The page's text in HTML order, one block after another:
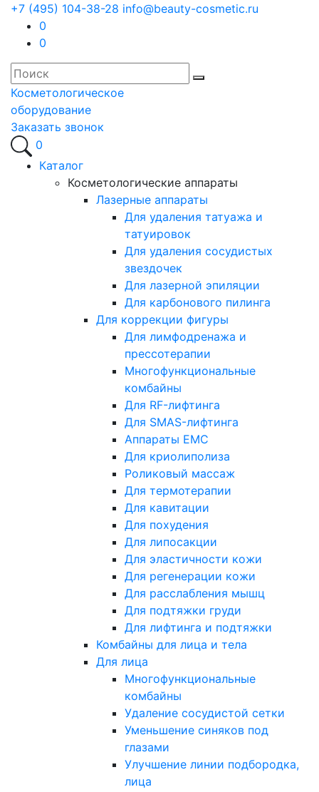
+7 (495) 104-38-28 info@beauty-cosmetic.ru
0
0
Косметологическое
оборудование
Заказать звонок
0
Каталог
Косметологические аппараты
Лазерные аппараты
Для удаления татуажа и
татуировок
Для удаления сосудистых
звездочек
Для лазерной эпиляции
Для карбонового пилинга
Для коррекции фигуры
Для лимфодренажа и
прессотерапии
Многофункциональные
комбайны
Для RF-лифтинга
Для SMAS-лифтинга
Аппараты EMC
Для криолиполиза
Роликовый массаж
Для термотерапии
Для кавитации
Для похудения
Для липосакции
Для эластичности кожи
Для регенерации кожи
Для расслабления мышц
Для подтяжки груди
Для лифтинга и подтяжки
Комбайны для лица и тела
Для лица
Многофункциональные
комбайны
Удаление сосудистой сетки
Уменьшение синяков под
глазами
Улучшение линии подбородка,
лица